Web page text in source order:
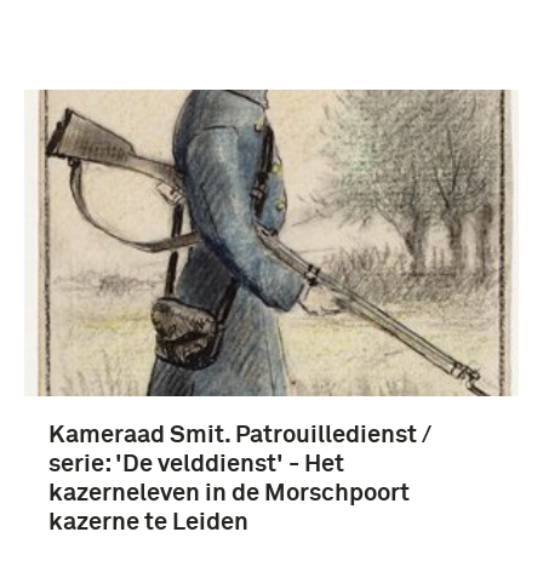
Prenten en Tekeningen (62)
1901-1950 (3)
Hoger militair gerechtshof (16)
Kameraad Smit. Patrouilledienst /
serie: 'De velddienst' - Het
kazerneleven in de Morschpoort
kazerne te Leiden